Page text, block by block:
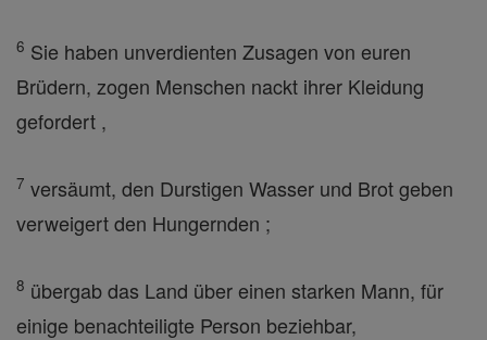
6 Sie haben unverdienten Zusagen von euren
Brüdern, zogen Menschen nackt ihrer Kleidung
gefordert ,
7 versäumt, den Durstigen Wasser und Brot geben
verweigert den Hungernden ;
8 übergab das Land über einen starken Mann, für
einige benachteiligte Person beziehbar,